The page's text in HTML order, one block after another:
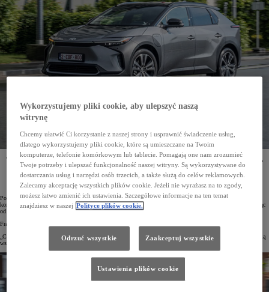
Toyota i francuska firma G7, będąca jednym z największych operatorów taksówkowych w Europie,
podpisały umowę o strategicznym partnerstwie. Do 2025 roku japoński koncern dostarczy
G7 500 egzemplarzy elektrycznego SUV-a Toyota bZ4X, a do 2030 roku – 2500 aut elektrycznych.
Po podpisaniu umowy o współpracy Toyota została strategicznym partnerem G7. Do 2030 roku japoński
koncern dostarczy wiodącemu europejskiemu operatorowi taksówek łącznie 2500 aut elektrycznych, zaczynając
od 500 egzemplarzy modelu bZ4X do 2025 roku.
Frank Marotte, Prezes i Dyrektor Generalny Toyota France, po podpisaniu umowy mówił:
„Chcemy być kluczowym graczem w niskoemisyjnej mobilności miejskiej, dlatego cieszymy się możliwością
współpracy z G7”.
Wykorzystujemy pliki cookie, aby ulepszyć naszą
witrynę
Chcemy ułatwić Ci korzystanie z naszej strony i usprawnić świadczenie usług,
dlatego wykorzystujemy pliki cookie, które są umieszczane na Twoim
komputerze, telefonie komórkowym lub tablecie. Pomagają one nam zrozumieć
Twoje potrzeby i ulepszać funkcjonalność naszej witryny. Są wykorzystywane do
dostarczania usług i narzędzi osób trzecich, a także służą do celów reklamowych.
Zalecamy akceptację wszystkich plików cookie. Jeżeli nie wyrażasz na to zgody,
możesz łatwo zmienić ich ustawienia. Szczegółowe informacje na ten temat
znajdziesz w naszej Polityce plików cookie.
Odrzuć wszystkie Zaakceptuj wszystkie
Ustawienia plików cookie